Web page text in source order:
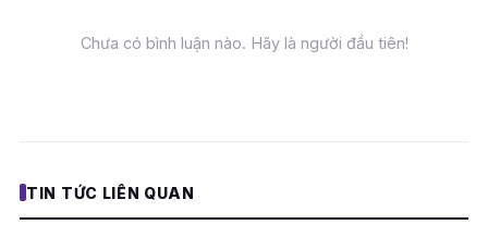
Chưa có bình luận nào. Hãy là người đầu tiên!
TIN TỨC LIÊN QUAN